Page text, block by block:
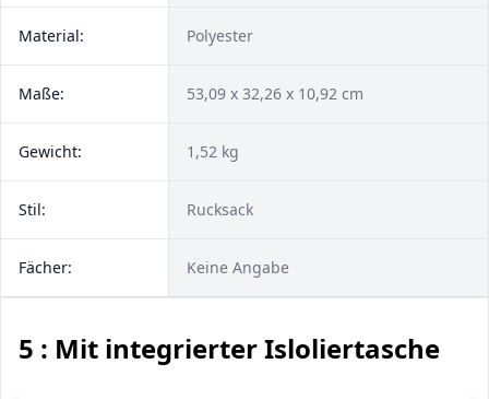
Material: Polyester
Maße: 53,09 x 32,26 x 10,92 cm
Gewicht: 1,52 kg
Stil: Rucksack
Fächer: Keine Angabe
5 : Mit integrierter Isloliertasche